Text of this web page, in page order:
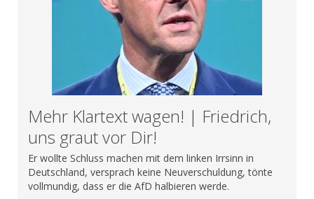
Mehr Klartext wagen! | Friedrich,
uns graut vor Dir!
Er wollte Schluss machen mit dem linken Irrsinn in
Deutschland, versprach keine Neuverschuldung, tönte
vollmundig, dass er die AfD halbieren werde.